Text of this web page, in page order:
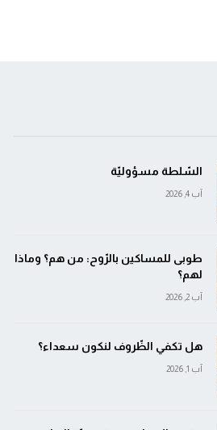
السّلطة مسؤوليّة
آب 4, 2026
طوبى للمساكين بالرّوح: من هم؟ وماذا
لهم؟
آب 2, 2026
هل تكفي الظّروف لنكون سعداء؟
آب 1, 2026